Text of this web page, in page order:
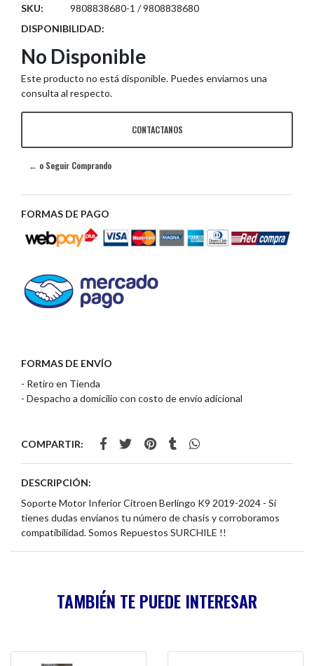
SKU:
9808838680-1 / 9808838680
DISPONIBILIDAD:
No Disponible
Este producto no está disponible. Puedes enviarnos una
consulta al respecto.
CONTACTANOS
← o Seguir Comprando
FORMAS DE PAGO
FORMAS DE ENVÍO
- Retiro en Tienda
- Despacho a domicilio con costo de envío adicional
COMPARTIR:
DESCRIPCIÓN:
Soporte Motor Inferior Citroen Berlingo K9 2019-2024 - Si
tienes dudas envíanos tu número de chasis y corroboramos
compatibilidad. Somos Repuestos SURCHILE !!
TAMBIÉN TE PUEDE INTERESAR